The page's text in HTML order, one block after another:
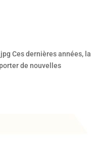
Ces dernières années, la
de nouvelles